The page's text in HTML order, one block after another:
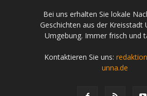
Bei uns erhalten Sie lokale
Geschichten aus der Kreisstadt
Umgebung. Immer frisch und
Kontaktieren Sie uns:
unna.de